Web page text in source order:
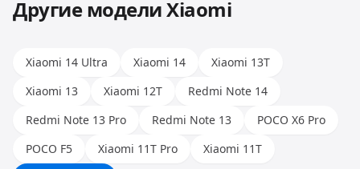
Другие моделиXiaomi
Xiaomi 14 Ultra Xiaomi 14
Xiaomi 13T
Xiaomi 13
Xiaomi 12T
Redmi Note 14
Redmi Note 13 Pro
Redmi Note 13
POCO X6 Pro
POCO F5
Xiaomi 11T Pro
Xiaomi 11T